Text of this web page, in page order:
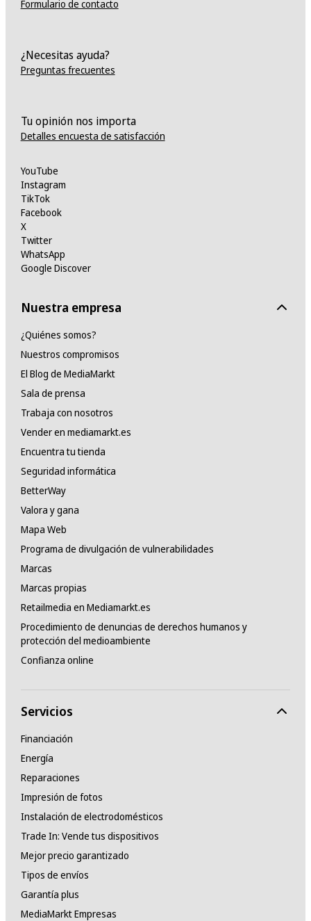
Formulario de contacto
¿Necesitas ayuda?
Preguntas frecuentes
Tu opinión nos importa
Detalles encuesta de satisfacción
YouTube
Instagram
TikTok
Facebook
X
Twitter
WhatsApp
Google Discover
Nuestra empresa
¿Quiénes somos?
Nuestros compromisos
El Blog de MediaMarkt
Sala de prensa
Trabaja con nosotros
Vender en mediamarkt.es
Encuentra tu tienda
Seguridad informática
BetterWay
Valora y gana
Mapa Web
Programa de divulgación de vulnerabilidades
Marcas
Marcas propias
Retailmedia en Mediamarkt.es
Procedimiento de denuncias de derechos humanos y
protección del medioambiente
Confianza online
Servicios
Financiación
Energía
Reparaciones
Impresión de fotos
Instalación de electrodomésticos
Trade In: Vende tus dispositivos
Mejor precio garantizado
Tipos de envíos
Garantía plus
MediaMarkt Empresas